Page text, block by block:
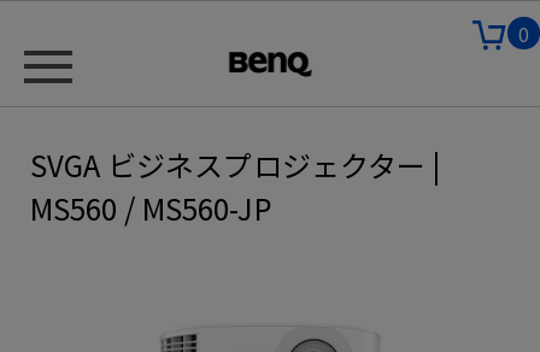
0
SVGA ビジネスプロジェクター |
MS560 / MS560-JP